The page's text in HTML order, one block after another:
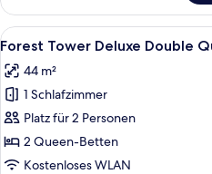
Tower
Deluxe
King
Alle
Fotos
für
Forest
Tower
Deluxe
Double
6
Forest Tower Deluxe Double
44 m²
1 Schlafzimmer
Platz für 2 Personen
2 Queen-Betten
Kostenloses WLAN